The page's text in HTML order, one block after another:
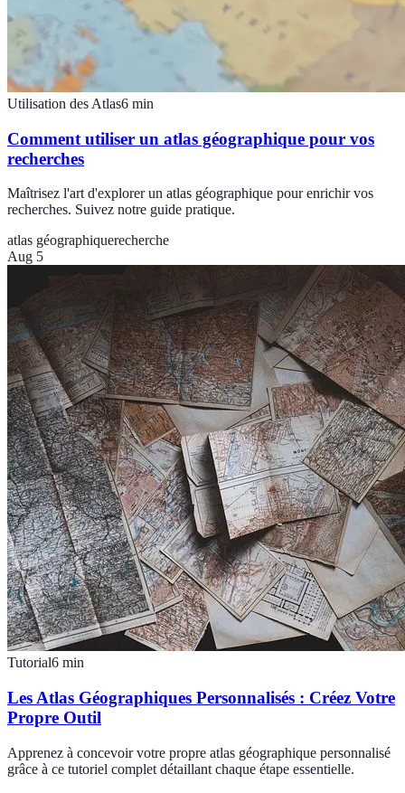
Utilisation des Atlas6 min
Comment utiliser un atlas géographique pour vos
recherches
Maîtrisez l'art d'explorer un atlas géographique pour enrichir vos
recherches. Suivez notre guide pratique.
atlas géographiquerecherche
Aug 5
Tutorial6 min
Les Atlas Géographiques Personnalisés : Créez Votre
Propre Outil
Apprenez à concevoir votre propre atlas géographique personnalisé
grâce à ce tutoriel complet détaillant chaque étape essentielle.